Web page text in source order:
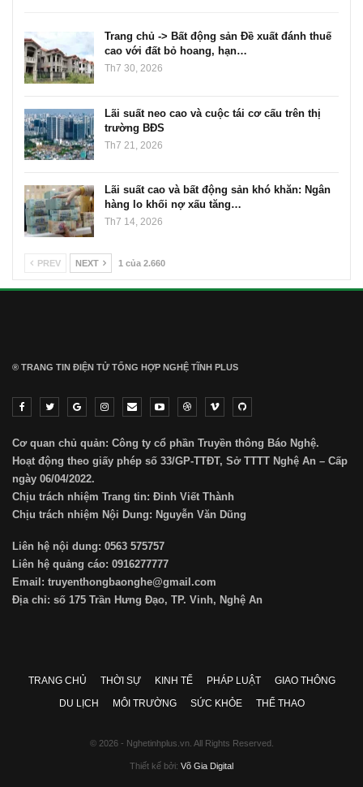
Trang chủ -> Bất động sản Đề xuất đánh thuế
cao với đất bỏ hoang, hạn…
Th7 30, 2026
Lãi suất neo cao và cuộc tái cơ cấu trên thị
trường BĐS
Th7 21, 2026
Lãi suất cao và bất động sản khó khăn: Ngân
hàng lo khối nợ xấu tăng…
Th7 14, 2026
PREV NEXT 1 của 2.660
® TRANG TIN ĐIỆN TỬ ТỔNG HỢP NGHỆ TĨNH PLUS
Cơ quan chủ quản: Công ty cổ phần Truyền thông Báo Nghệ.
Hoạt động theo giấy phép số 33/GP-TTĐT, Sở TTTT Nghệ An – Cấp
ngày 06/04/2022.
Chịu trách nhiệm Trang tin: Đinh Viết Thành
Chịu trách nhiệm Nội Dung: Nguyễn Văn Dũng
Liên hệ nội dung: 0563 575757
Liên hệ quảng cáo: 0916277777
Email: truyenthongbaonghe@gmail.com
Địa chỉ: số 175 Trần Hưng Đạo, TP. Vinh, Nghệ An
TRANG CHỦ THỜI SỰ KINH TẾ PHÁP LUẬT
GIAO THÔNG
DU LỊCH
MÔI TRƯỜNG SỨC KHỎE THỂ THAO
© 2026 - Nghetinhplus.vn. All Rights Reserved.
Thiết kế bởi: Võ Gia Digital